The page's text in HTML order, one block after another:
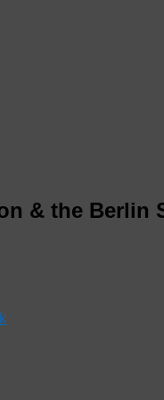
& the Berlin